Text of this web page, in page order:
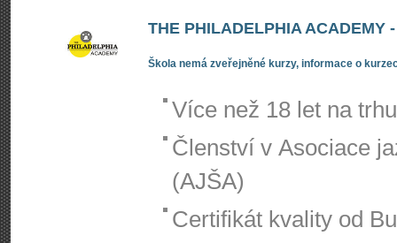
THE PHILADELPHIA ACADEMY
Škola nemá zveřejněné kurzy, informace o
Více než 18 let na trhu
Členství v Asociace
(AJŠA)
Certifikát kvality od